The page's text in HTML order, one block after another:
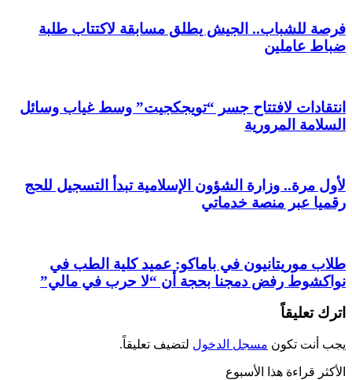
فرصة للشباب.. الجيش يطلق مسابقة لاكتتاب طلبة
ضباط عاملين
انتقادات لافتتاح جسر “تويجكجيت” وسط غياب وسائل
السلامة المرورية
لأول مرة.. وزارة الشؤون الإسلامية تبدأ التسجيل للحج
رقميا عبر منصة خدماتي
طلاب موريتانيون في باماكو: عميد كلية الطب في
نواكشوط رفض دمجنا بحجة أن “لا حرب في مالي”
اترك تعليقاً
يجب أنت تكون مسجل الدخول لتضيف تعليقاً.
الأكثر قراءة هذا الأسبوع